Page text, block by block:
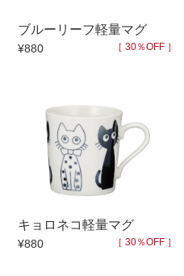
ブルーリーフ軽量マグ
¥880 ［ 30％OFF ］
キョロネコ軽量マグ
¥880 ［ 30％OFF ］